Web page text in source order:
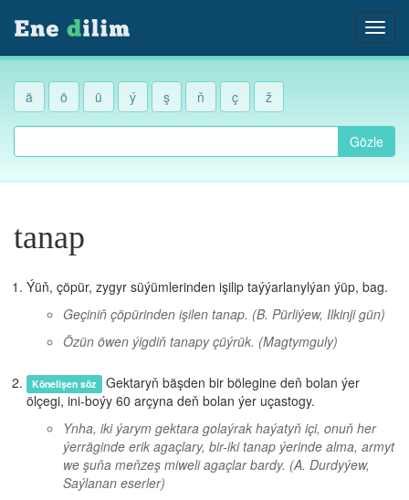
ä ö ü ý ş ň ç ž
Gözle
tanap
Ýüň, çöpür, zygyr süýümlerinden işilip taýýarlanylýan ýüp, bag.
Geçiniň çöpürinden işilen tanap. (B. Pürliýew, Ilkinji gün)
Özün öwen ýigdiň tanapy çüýrük. (Magtymguly)
Könelişen söz Gektaryň bäşden bir bölegine deň bolan ýer
ölçegi, ini-boýy 60 arçyna deň bolan ýer uçastogy.
Ynha, iki ýarym gektara golaýrak haýatyň içi, onuň her
ýerräginde erik agaçlary, bir-iki tanap ýerinde alma, armyt
we şuňa meňzeş miweli agaçlar bardy. (A. Durdyýew,
Saýlanan eserler)